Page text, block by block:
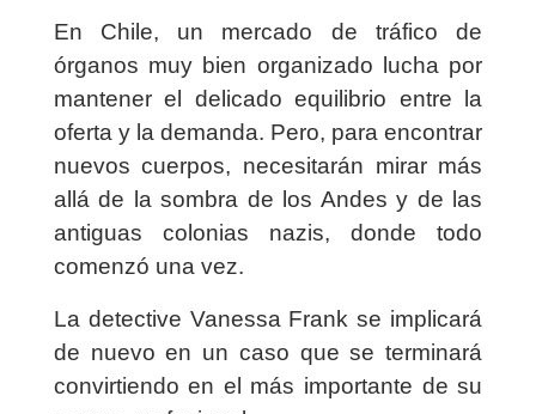
En Chile, un mercado de tráfico de
órganos muy bien organizado lucha por
mantener el delicado equilibrio entre la
oferta y la demanda. Pero, para encontrar
nuevos cuerpos, necesitarán mirar más
allá de la sombra de los Andes y de las
antiguas colonias nazis, donde todo
comenzó una vez.
La detective Vanessa Frank se implicará
de nuevo en un caso que se terminará
convirtiendo en el más importante de su